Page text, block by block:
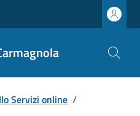
Servizi online /